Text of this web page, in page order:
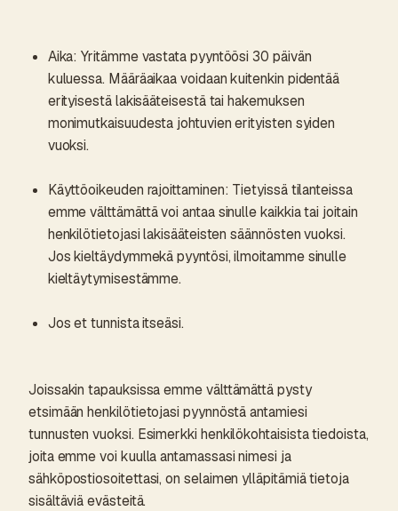
Aika: Yritämme vastata pyyntöösi 30 päivän
kuluessa. Määräaikaa voidaan kuitenkin pidentää
erityisestä lakisääteisestä tai hakemuksen
monimutkaisuudesta johtuvien erityisten syiden
vuoksi.
Käyttöoikeuden rajoittaminen: Tietyissä tilanteissa
emme välttämättä voi antaa sinulle kaikkia tai joitain
henkilötietojasi lakisääteisten säännösten vuoksi.
Jos kieltäydymmekä pyyntösi, ilmoitamme sinulle
kieltäytymisestämme.
Jos et tunnista itseäsi.
Joissakin tapauksissa emme välttämättä pysty
etsimään henkilötietojasi pyynnöstä antamiesi
tunnusten vuoksi. Esimerkki henkilökohtaisista tiedoista,
joita emme voi kuulla antamassasi nimesi ja
sähköpostiosoitettasi, on selaimen ylläpitämiä tietoja
sisältäviä evästeitä.